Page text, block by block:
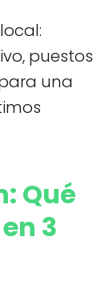
puestos
una
Qué
3